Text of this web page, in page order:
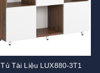
Tủ Tài Liệu LUX880-3T1